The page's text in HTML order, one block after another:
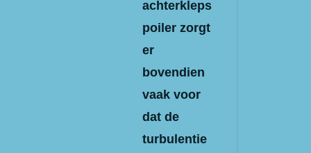
achterkleps
poiler zorgt
er
bovendien
vaak voor
dat de
turbulentie